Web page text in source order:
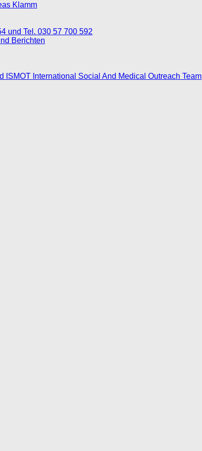
Klamm
und Tel. 030 57 700 592
Berichten
International Social And Medical Outreach Team